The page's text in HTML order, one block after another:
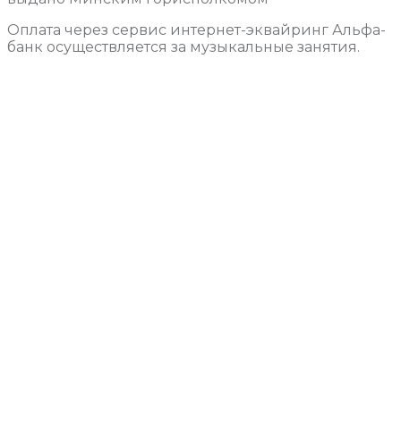
Оплата через сервис интернет-эквайринг Альфа-
банк осуществляется за музыкальные занятия.